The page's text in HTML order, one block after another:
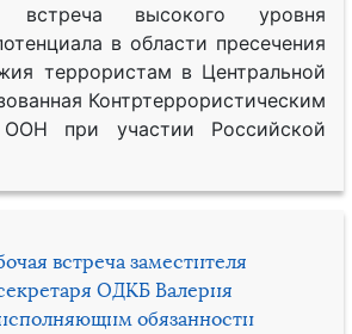
встреча высокого уровня
в области пресечения
террористам в Центральной
Контртеррористическим
ООН при участии Российской
встреча заместителя
ОДКБ Валерия
обязанности